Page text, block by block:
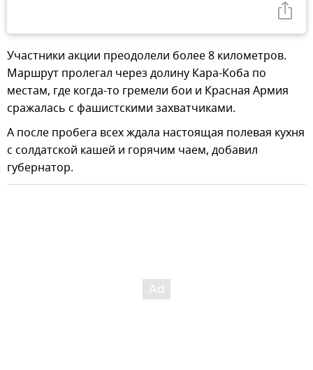
Участники акции преодолели более 8 километров.
Маршрут пролегал через долину Кара-Коба по
местам, где когда-то гремели бои и Красная Армия
сражалась с фашистскими захватчиками.
А после пробега всех ждала настоящая полевая кухня
с солдатской кашей и горячим чаем, добавил
губернатор.